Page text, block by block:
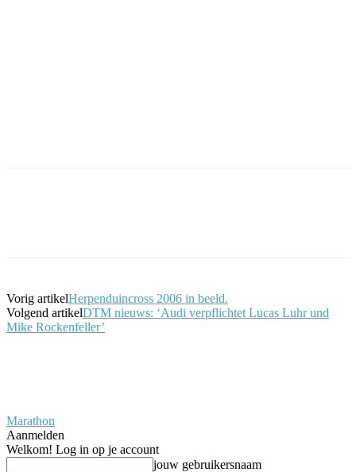
Vorig artikelHerpenduincross 2006 in beeld.
Volgend artikelDTM nieuws: ‘Audi verpflichtet Lucas Luhr und
Mike Rockenfeller’
Marathon
Aanmelden
Welkom! Log in op je account
jouw gebruikersnaam